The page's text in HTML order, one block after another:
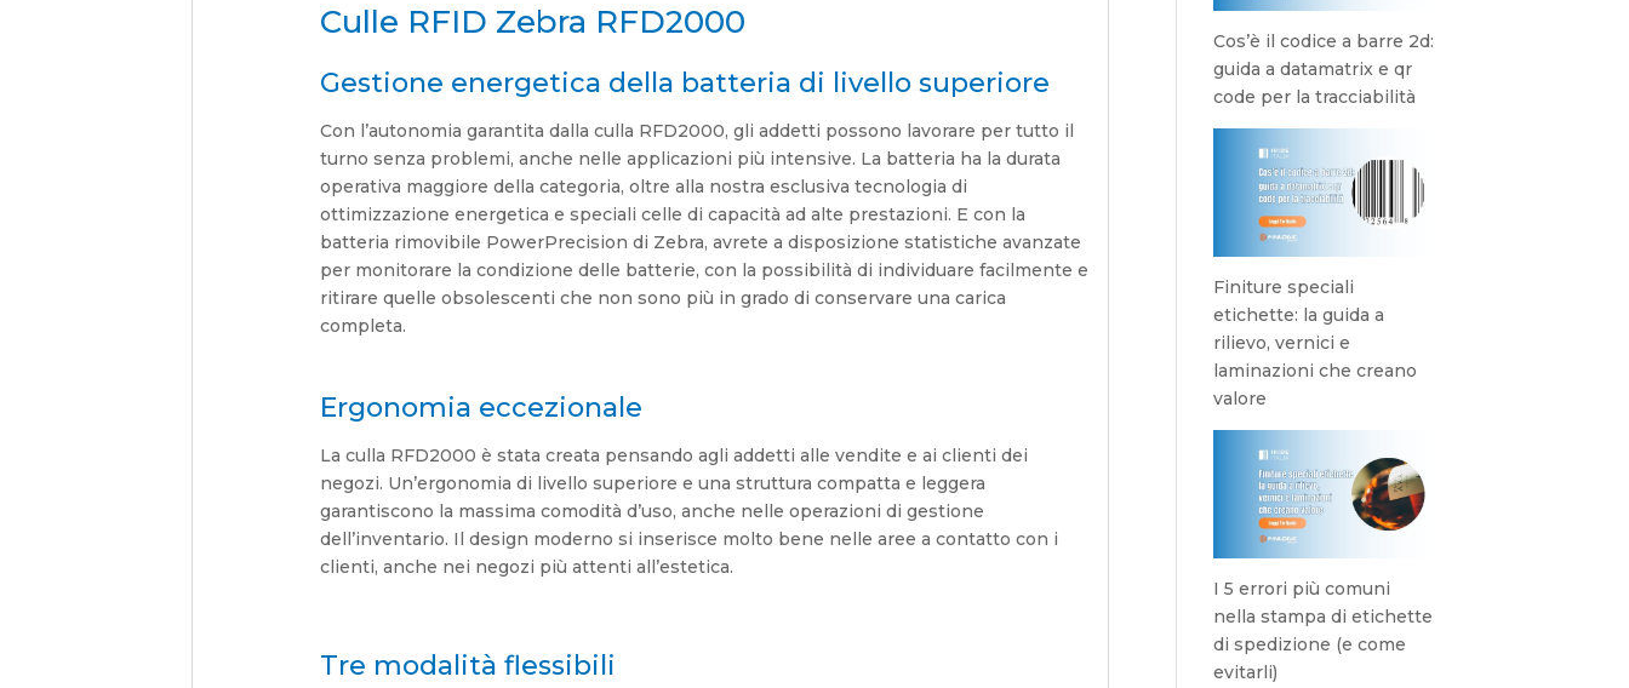
Culle RFID Zebra RFD2000
Gestione energetica della batteria di livello superiore
Con l’autonomia garantita dalla culla RFD2000, gli addetti possono lavorare per tutto il
turno senza problemi, anche nelle applicazioni più intensive. La batteria ha la durata
operativa maggiore della categoria, oltre alla nostra esclusiva tecnologia di
ottimizzazione energetica e speciali celle di capacità ad alte prestazioni. E con la
batteria rimovibile PowerPrecision di Zebra, avrete a disposizione statistiche avanzate
per monitorare la condizione delle batterie, con la possibilità di individuare facilmente e
ritirare quelle obsolescenti che non sono più in grado di conservare una carica
completa.
Ergonomia eccezionale
La culla RFD2000 è stata creata pensando agli addetti alle vendite e ai clienti dei
negozi. Un’ergonomia di livello superiore e una struttura compatta e leggera
garantiscono la massima comodità d’uso, anche nelle operazioni di gestione
dell’inventario. Il design moderno si inserisce molto bene nelle aree a contatto con i
clienti, anche nei negozi più attenti all’estetica.
Tre modalità flessibili
Cos’è il codice a barre 2d:
guida a datamatrix e qr
code per la tracciabilità
Finiture speciali
etichette: la guida a
rilievo, vernici e
laminazioni che creano
valore
I 5 errori più comuni
nella stampa di etichette
di spedizione (e come
evitarli)